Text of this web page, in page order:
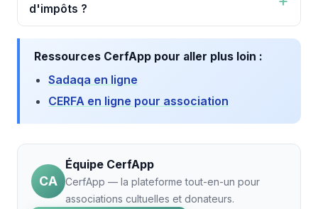
d'impôts ?
Ressources CerfApp pour aller plus loin :
Sadaqa en ligne
CERFA en ligne pour association
CA
Équipe CerfApp
CerfApp — la plateforme tout-en-un pour
associations cultuelles et donateurs.